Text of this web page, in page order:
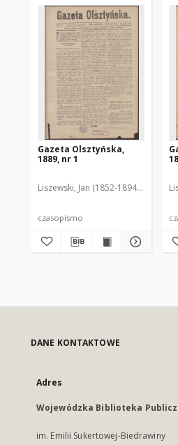
Gazeta Olsztyńska,
1889, nr 1
Liszewski, Jan (1852-1894). Red.
czasopismo
DANE KONTAKTOWE
Adres
Wojewódzka Biblioteka
im. Emilii Sukertowej-Biedrawiny